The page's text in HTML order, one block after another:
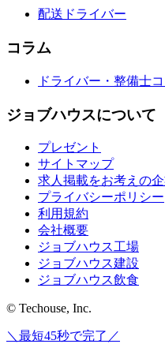
配送ドライバー
コラム
ドライバー・整備士
ジョブハウスについて
プレゼント
サイトマップ
求人掲載をお考えの
プライバシーポリシー
利用規約
会社概要
ジョブハウス工場
ジョブハウス建設
ジョブハウス飲食
© Techouse, Inc.
＼最短45秒で完了／